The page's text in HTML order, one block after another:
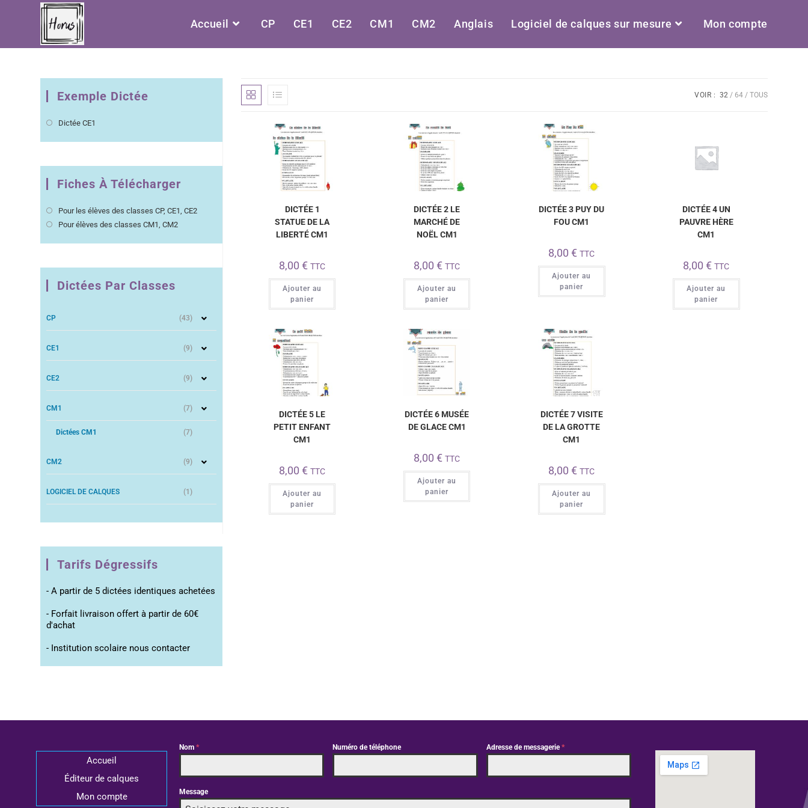
Accueil CP CE1 CE2 CM1 CM2 Anglais Logiciel de calques sur mesure Mon compte
Exemple Dictée
Dictée CE1
Fiches À Télécharger
Pour les élèves des classes CP, CE1, CE2
Pour élèves des classes CM1, CM2
Dictées Par Classes
CP (43)
CE1 (9)
CE2 (9)
CM1 (7)
Dictées CM1 (7)
CM2 (9)
LOGICIEL DE CALQUES (1)
Tarifs Dégressifs
- A partir de 5 dictées identiques achetées
- Forfait livraison offert à partir de 60€
d'achat
- Institution scolaire nous contacter
VOIR : 32 64 TOUS
DICTÉE 1
STATUE DE LA
LIBERTÉ CM1
8,00€ TTC
Ajouter au
panier
DICTÉE 2 LE
MARCHÉ DE
NOËL CM1
8,00€ TTC
Ajouter au
panier
DICTÉE 3 PUY DU
FOU CM1
8,00€ TTC
Ajouter au
panier
DICTÉE 4 UN
PAUVRE HÈRE
CM1
8,00€ TTC
Ajouter au
panier
DICTÉE 5 LE
PETIT ENFANT
CM1
8,00€ TTC
Ajouter au
panier
DICTÉE 6 MUSÉE
DE GLACE CM1
8,00€ TTC
Ajouter au
panier
DICTÉE 7 VISITE
DE LA GROTTE
CM1
8,00€ TTC
Ajouter au
panier
Accueil
Éditeur de calques
Mon compte
Nom* Numéro de téléphone Adresse de messagerie*
Message